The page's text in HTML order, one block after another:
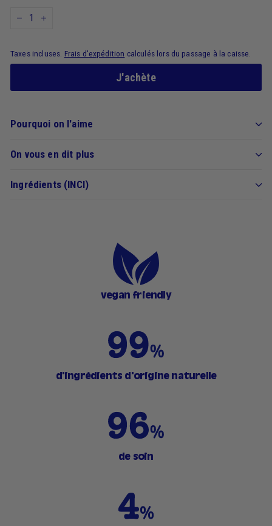
Taxes incluses. Frais d'expédition calculés lors du passage à la caisse.
J'achète
Pourquoi on l'aime
On vous en dit plus
Ingrédients (INCI)
vegan friendly
d'ingrédients d'origine naturelle
de soin